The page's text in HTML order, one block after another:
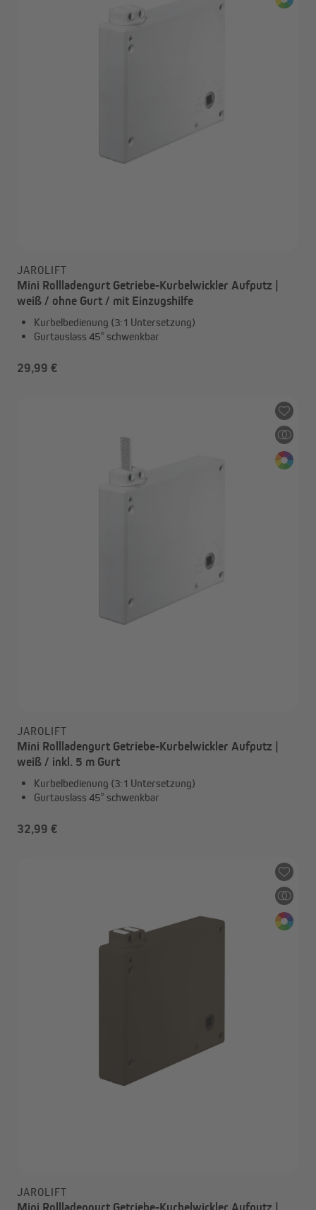
JAROLIFT
Mini Rollladengurt Getriebe-Kurbelwickler Aufputz |
weiß / ohne Gurt / mit Einzugshilfe
Kurbelbedienung (3:1 Untersetzung)
Gurtauslass 45° schwenkbar
29,99 €
JAROLIFT
Mini Rollladengurt Getriebe-Kurbelwickler Aufputz |
weiß / inkl. 5 m Gurt
Kurbelbedienung (3:1 Untersetzung)
Gurtauslass 45° schwenkbar
32,99 €
JAROLIFT
Mini Rollladengurt Getriebe-Kurbelwickler Aufputz |